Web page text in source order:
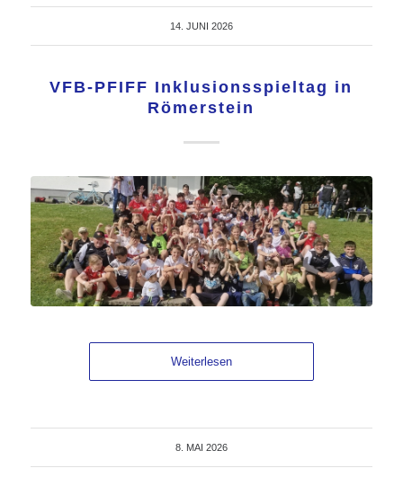
14. JUNI 2026
VFB-PFIFF Inklusionsspieltag in
Römerstein
Weiterlesen
8. MAI 2026